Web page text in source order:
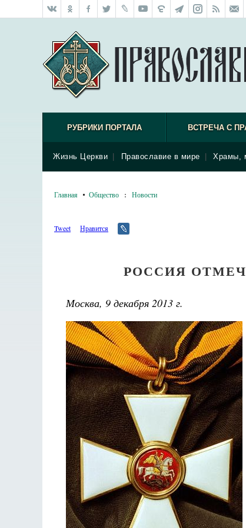
РУБРИКИ ПОРТАЛА ВСТРЕЧА С
Жизнь Церкви Православие в мире Храмы,
Главная Общество : Новости
Tweet Нравится
РОССИЯ
Москва, 9 декабря 2013 г.